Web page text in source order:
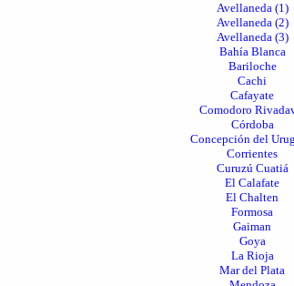
Avellaneda (1)
Avellaneda (2)
Avellaneda (3)
Bahía Blanca
Bariloche
Cachi
Cafayate
Comodoro
Córdoba
Concepción del
Corrientes
Curuzú Cuatiá
El Calafate
El Chalten
Formosa
Gaiman
Goya
La Rioja
Mar del Plata